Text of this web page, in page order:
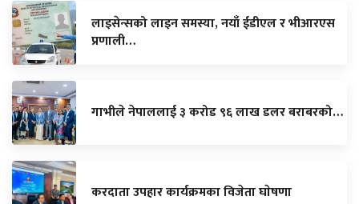
लाइसेन्सको लाइन समस्या, नयाँ ईडीएल र भीआरएस
प्रणाली…
गाभीले नेपाललाई ३ करोड ९६ लाख डलर बराबरको…
करदाता उपहार कार्यक्रमका विजेता घाेषणा